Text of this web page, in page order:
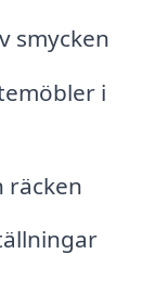
smycken
i
räcken